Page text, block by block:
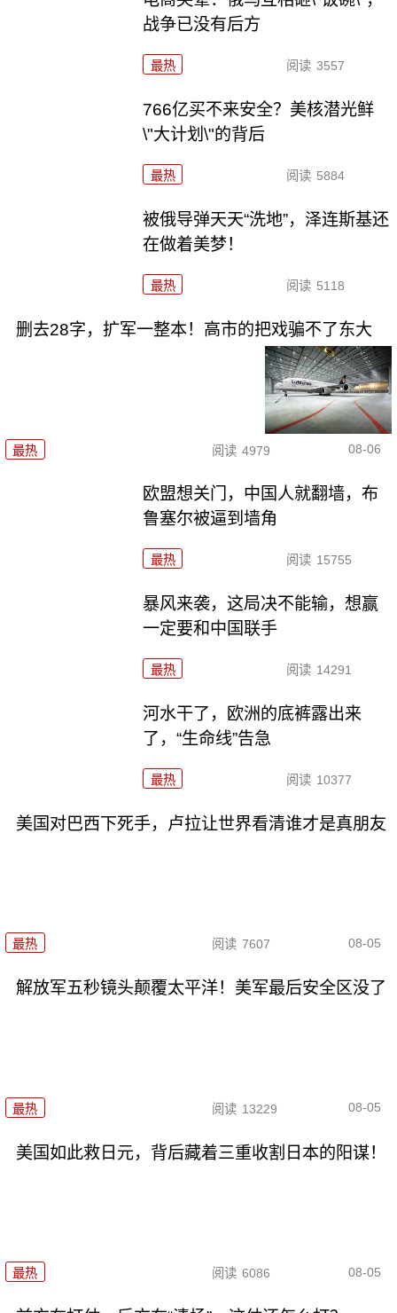
战争已没有后方
最热 阅读 3557
766亿买不来安全？美核潜光鲜
\"大计划\"的背后
最热 阅读 5884
被俄导弹天天“洗地”，泽连斯基还
在做着美梦！
最热 阅读 5118
删去28字，扩军一整本！高市的把戏骗不了东大
最热 阅读 4979 08-06
欧盟想关门，中国人就翻墙，布
鲁塞尔被逼到墙角
最热 阅读 15755
暴风来袭，这局决不能输，想赢
一定要和中国联手
最热 阅读 14291
河水干了，欧洲的底裤露出来
了，“生命线”告急
最热 阅读 10377
美国对巴西下死手，卢拉让世界看清谁才是真朋友
最热 阅读 7607 08-05
解放军五秒镜头颠覆太平洋！美军最后安全区没了
最热 阅读 13229 08-05
美国如此救日元，背后藏着三重收割日本的阳谋！
最热 阅读 6086 08-05